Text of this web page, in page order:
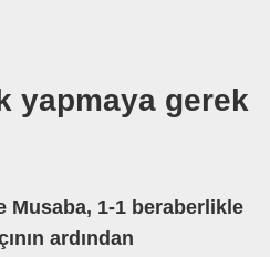
yapmaya gerek
Musaba, 1-1 beraberlikle
ardından